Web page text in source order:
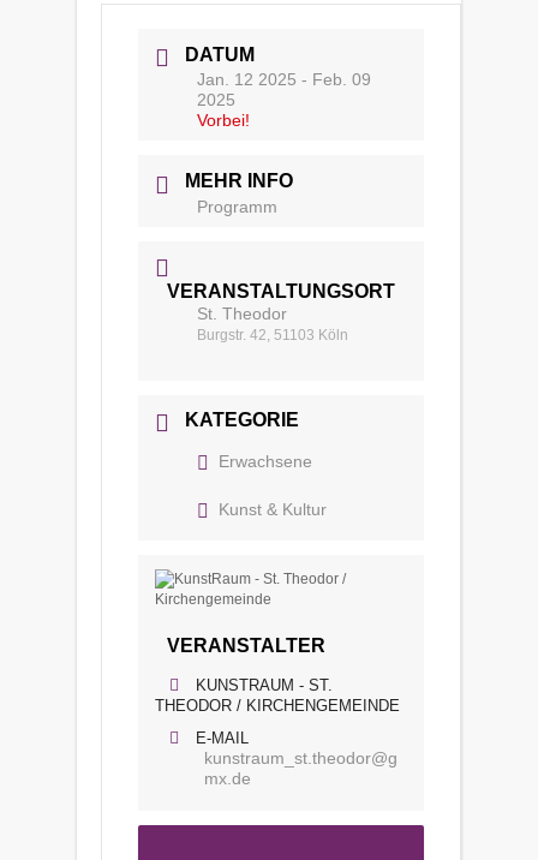
DATUM
Jan. 12 2025 - Feb. 09
2025
Vorbei!
MEHR INFO
Programm
VERANSTALTUNGSORT
St. Theodor
Burgstr. 42, 51103 Köln
KATEGORIE
Erwachsene
Kunst & Kultur
VERANSTALTER
KUNSTRAUM - ST.
THEODOR / KIRCHENGEMEINDE
E-MAIL
kunstraum_st.theodor@g
mx.de